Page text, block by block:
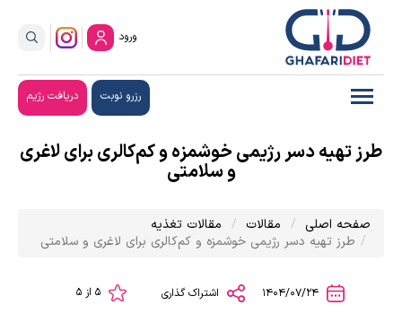
ورود
رزرو نوبت دریافت رژیم
طرز تهیه دسر رژیمی خوشمزه و کم‌کالری برای لاغری
و سلامتی
صفحه اصلی مقالات
مقالات تغذیه
طرز تهیه دسر رژیمی خوشمزه و کم‌کالری برای لاغری و سلامتی
1404/07/24 اشتراک گذاری